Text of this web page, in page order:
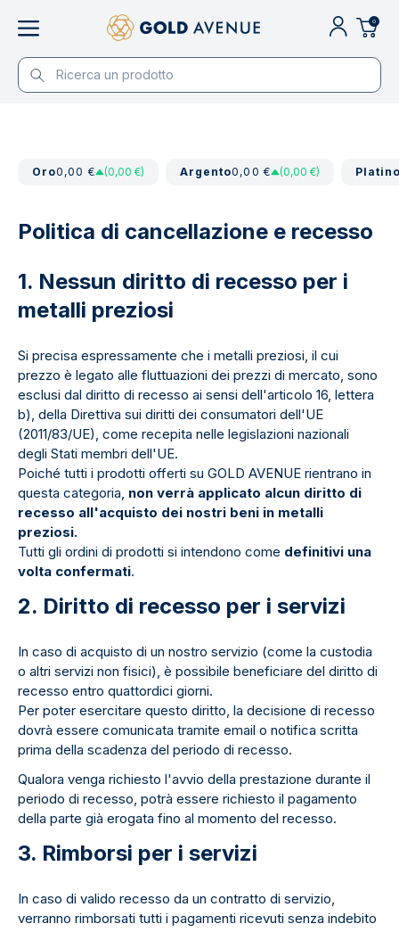
0
Oro0,00 € (0,00 €) Argento0,00 € (0,00 €)
Politica di cancellazione e recesso
1. Nessun diritto di recesso per i
metalli preziosi
Si precisa espressamente che i metalli preziosi, il cui
prezzo è legato alle fluttuazioni dei prezzi di mercato, sono
esclusi dal diritto di recesso ai sensi dell'articolo 16, lettera
b), della Direttiva sui diritti dei consumatori dell'UE
(2011/83/UE), come recepita nelle legislazioni nazionali
degli Stati membri dell'UE.
Poiché tutti i prodotti offerti su GOLD AVENUE rientrano in
questa categoria, non verrà applicato alcun diritto di
recesso all'acquisto dei nostri beni in metalli
preziosi.
Tutti gli ordini di prodotti si intendono come definitivi una
volta confermati.
2. Diritto di recesso per i servizi
In caso di acquisto di un nostro servizio (come la custodia
o altri servizi non fisici), è possibile beneficiare del diritto di
recesso entro quattordici giorni.
Per poter esercitare questo diritto, la decisione di recesso
dovrà essere comunicata tramite email o notifica scritta
prima della scadenza del periodo di recesso.
Qualora venga richiesto l'avvio della prestazione durante il
periodo di recesso, potrà essere richiesto il pagamento
della parte già erogata fino al momento del recesso.
3. Rimborsi per i servizi
In caso di valido recesso da un contratto di servizio,
verranno rimborsati tutti i pagamenti ricevuti senza indebito